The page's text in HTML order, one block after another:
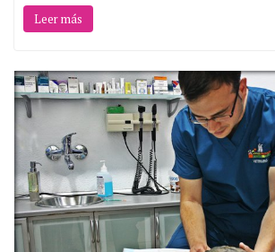
Leer más